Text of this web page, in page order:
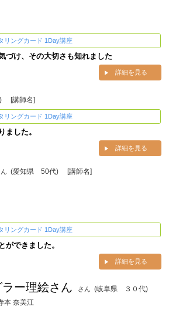
リングカード 1Day講座
づけ、その大切さも知れました
詳細を見る
[講師名]
リングカード 1Day講座
ました。
詳細を見る
(愛知県 50代) [講師名]
リングカード 1Day講座
ができました。
詳細を見る
ー理絵さん さん (岐阜県 ３０代)
本 奈美江